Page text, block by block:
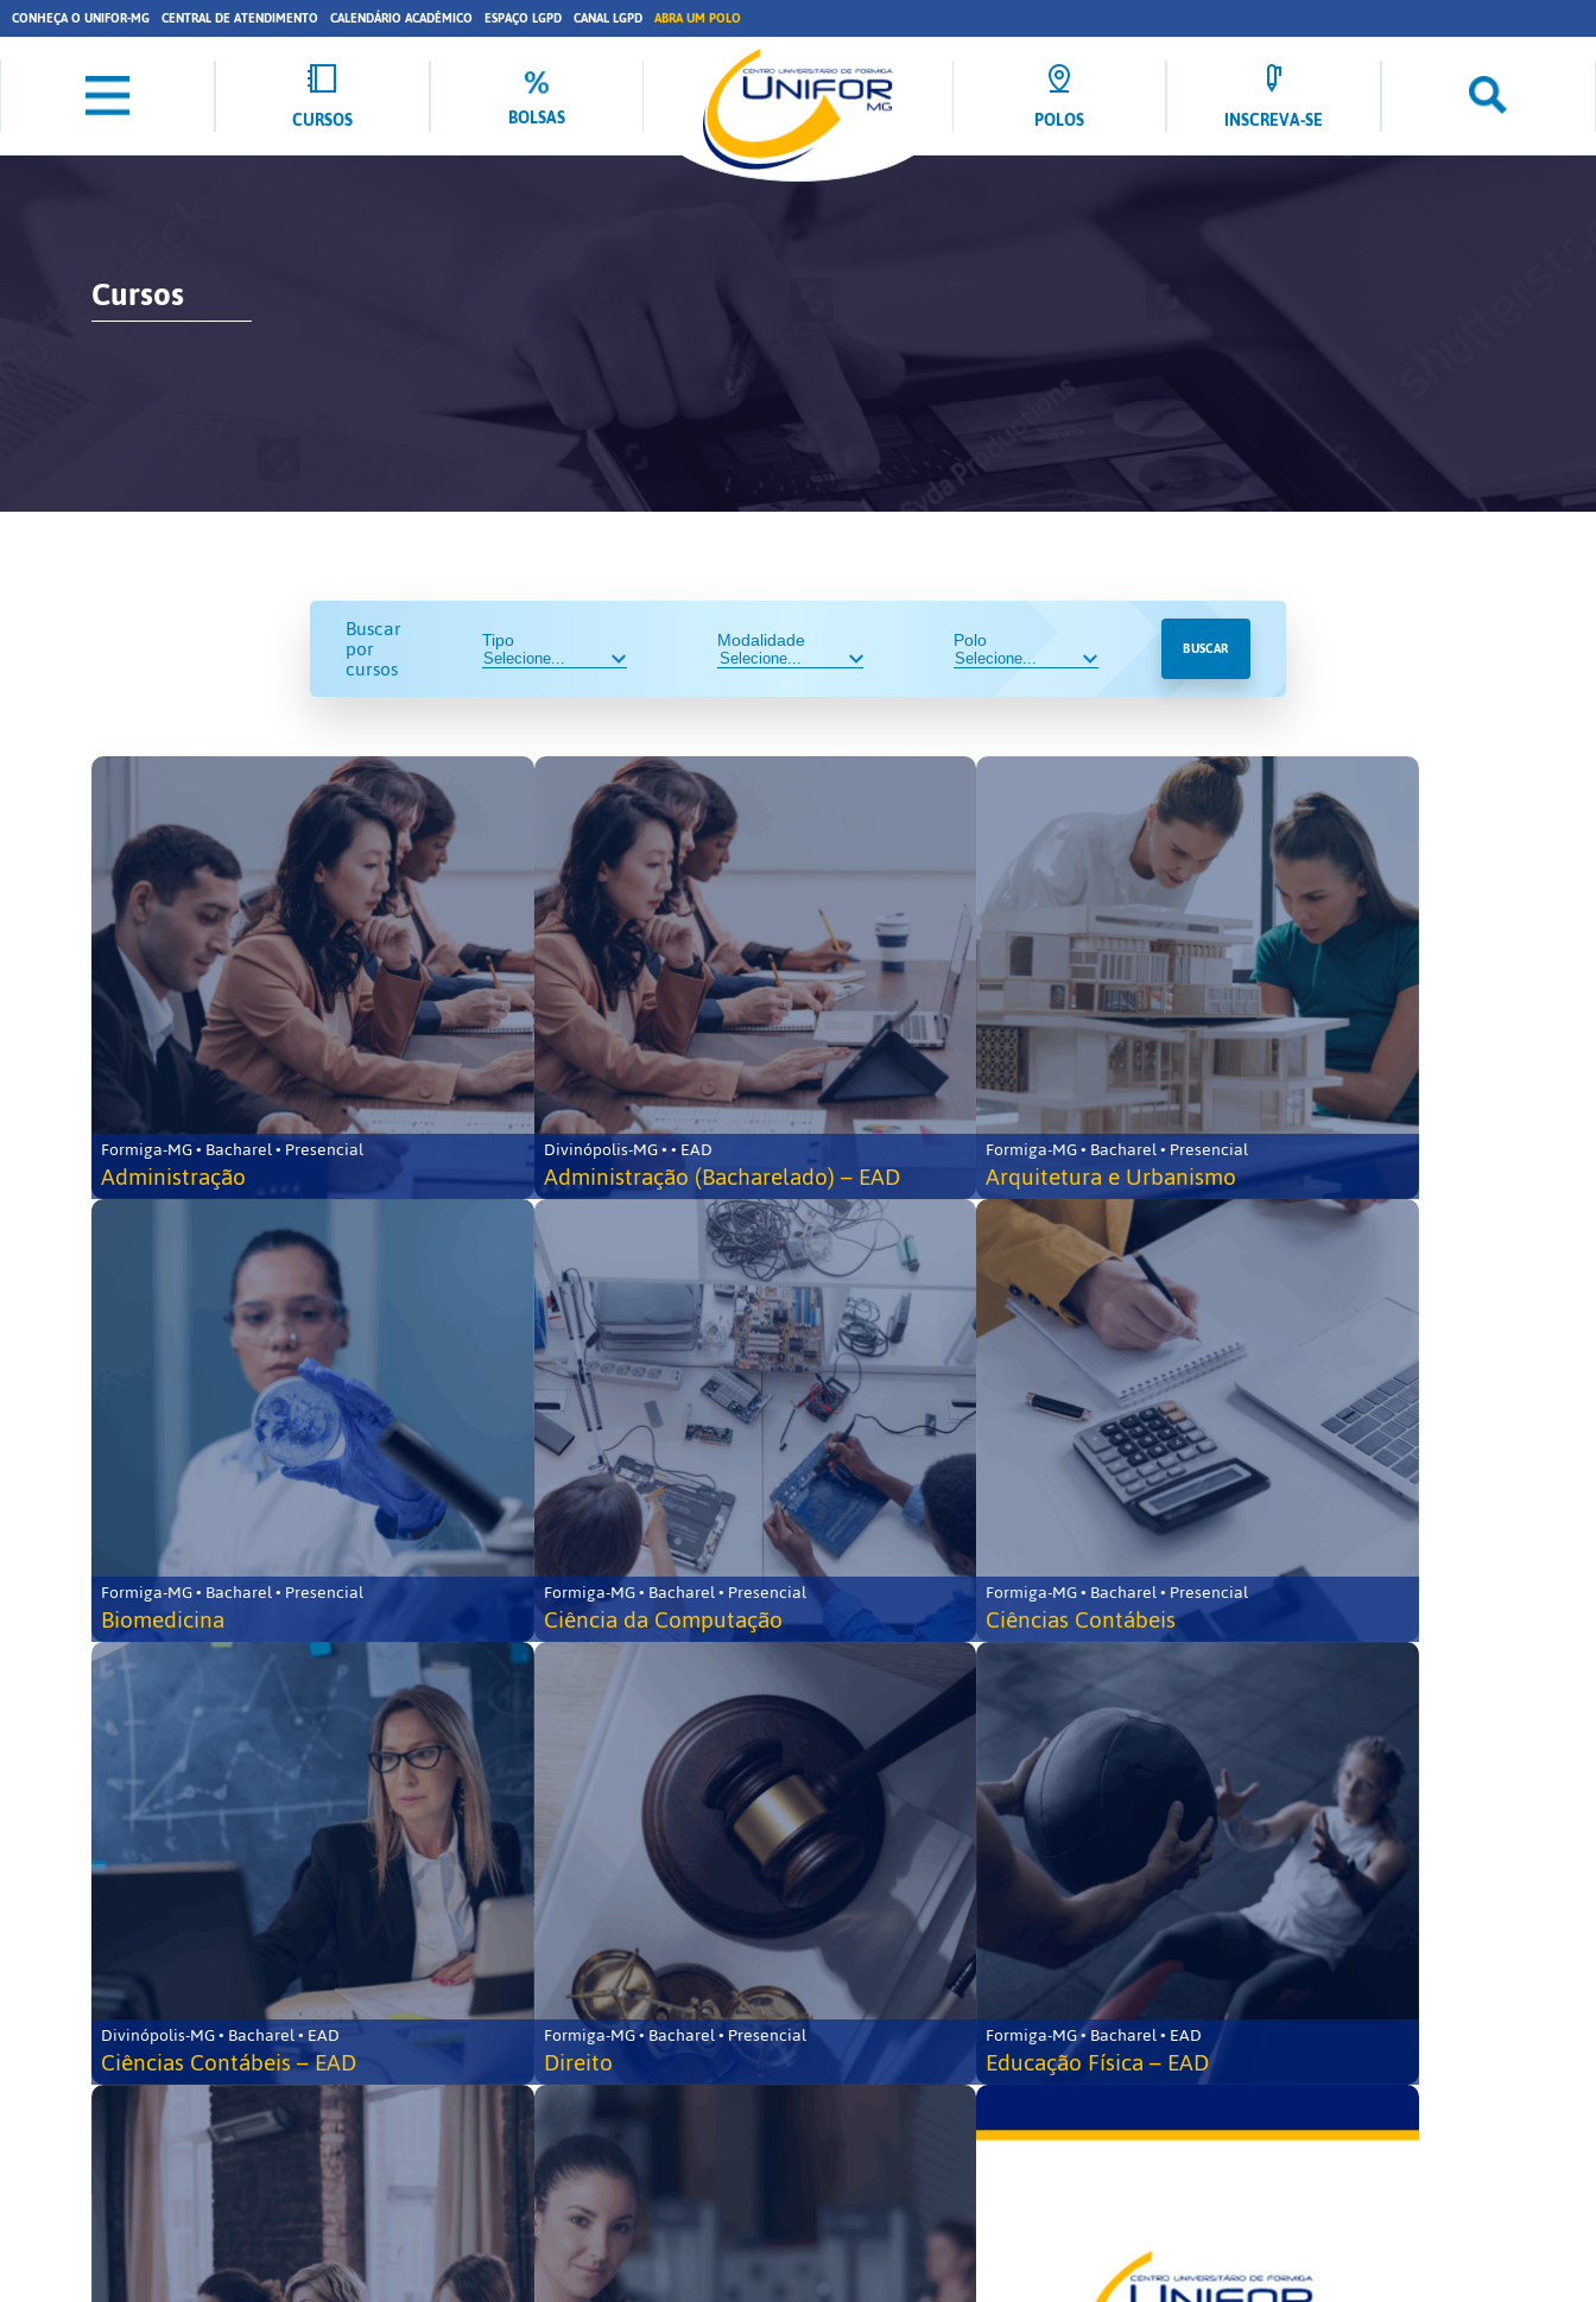
CONHEÇA O UNIFOR-MG CENTRAL DE ATENDIMENTO CALENDÁRIO ACADÊMICO ESPAÇO LGPD CANAL LGPD ABRA UM POLO
CURSOS BOLSAS POLOS INSCREVA-SE
Cursos
Buscar
por
cursos
Tipo Modalidade Polo BUSCAR
Formiga-MG • Bacharel • Presencial
Administração
Divinópolis-MG • • EAD
Administração (Bacharelado) – EAD
Formiga-MG • Bacharel • Presencial
Arquitetura e Urbanismo
Formiga-MG • Bacharel • Presencial
Biomedicina
Formiga-MG • Bacharel • Presencial
Ciência da Computação
Formiga-MG • Bacharel • Presencial
Ciências Contábeis
Divinópolis-MG • Bacharel • EAD
Ciências Contábeis – EAD
Formiga-MG • Bacharel • Presencial
Direito
Formiga-MG • Bacharel • EAD
Educação Física – EAD